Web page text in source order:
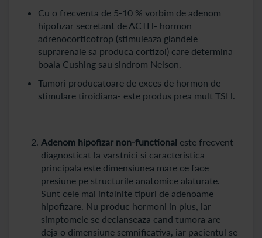
Cu o frecventa de 5-10 % vorbim de adenom
hipofizar secretant de ACTH- hormon
adrenocorticotrop (stimuleaza glandele
suprarenale sa produca cortizol) care determina
boala Cushing sau sindrom Nelson.
Tumori producatoare de exces de hormon de
stimulare tiroidiana- este produs prea mult TSH.
Adenom hipofizar non-functional este frecvent
diagnosticat la varstnici si caracteristica
principala este dimensiunea mare ce face
presiune pe structurile anatomice alaturate.
Sunt cele mai intalnite tipuri de adenoame
hipofizare. Nu produc hormoni in plus, iar
simptomele se declanseaza cand tumora are
deja o dimensiune semnificativa, iar pacientul se